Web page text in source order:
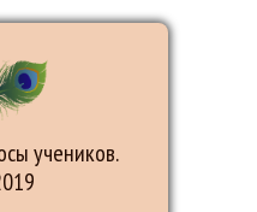
учеников.